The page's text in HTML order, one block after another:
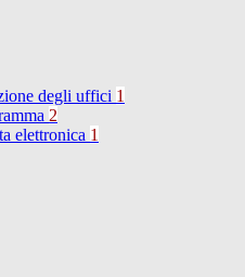
degli uffici 1
2
elettronica 1